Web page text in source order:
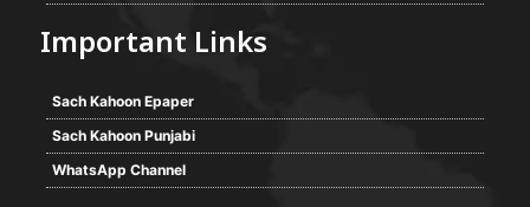
Important Links
Sach Kahoon Epaper
Sach Kahoon Punjabi
WhatsApp Channel